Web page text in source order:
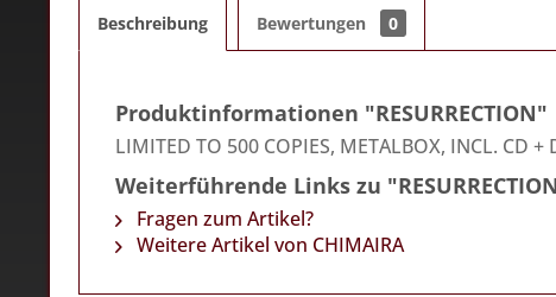
Beschreibung Bewertungen 0
Produktinformationen "RESURRECTION"
LIMITED TO 500 COPIES, METALBOX, INCL. CD +
Weiterführende Links zu
Fragen zum Artikel?
Weitere Artikel von CHIMAIRA